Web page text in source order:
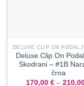
Deluxe Clip On
Skodrani – #1B
črna
170,00 €–